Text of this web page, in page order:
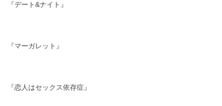
『デート&ナイト』
『マーガレット』
『恋人はセックス依存症』